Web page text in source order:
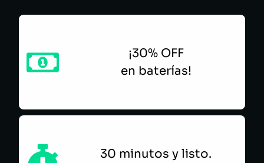
¡30% OFF
en baterías!
30 minutos y listo.